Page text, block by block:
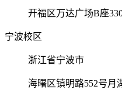
开福区万达广场B座
宁波校区
浙江省宁波市
海曙区镇明路552号月